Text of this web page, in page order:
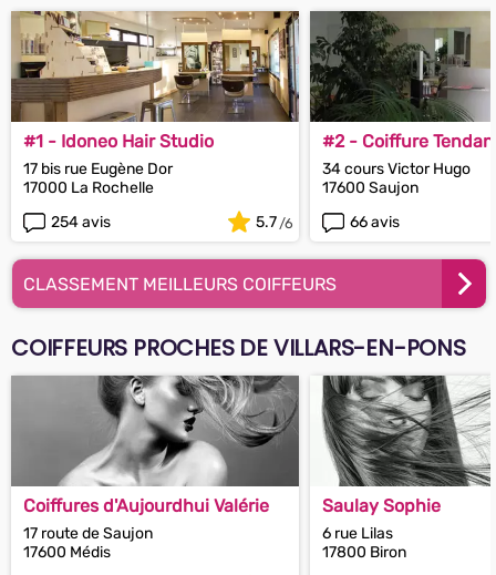
#1 - Idoneo Hair Studio
17 bis rue Eugène Dor
17000 La Rochelle
254 avis
5.7
#2 - Coiffure
34 cours Victor Hugo
17600 Saujon
66 avis
CLASSEMENT MEILLEURS COIFFEURS
COIFFEURS PROCHES DE VILLARS-EN-PONS
Coiffures d'Aujourdhui Valérie
17 route de Saujon
17600 Médis
Saulay Sophie
6 rue Lilas
17800 Biron